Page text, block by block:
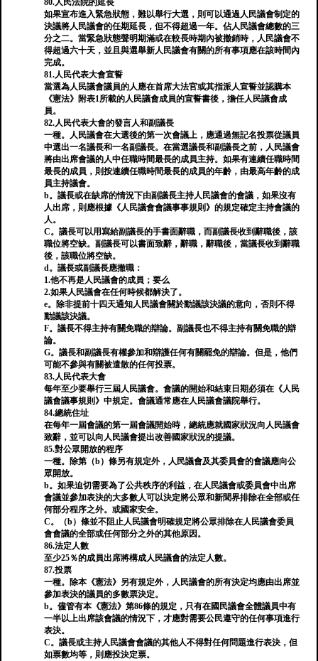
80.人民法院的延長
如果宣布進入緊急狀態，難以舉行大選，則可以通過人民議會制定的
決議將人民議會的任期延長，但不得超過一年。佔人民議會總數的三
分之二。當緊急狀態聲明期滿或在較長時期內被撤銷時，人民議會不
得超過六十天，並且與選舉新人民議會有關的所有事項應在該時間內
完成。
81.人民代表大會宣誓
當選為人民議會議員的人應在首席大法官或其指派人宣誓並認購本
《憲法》附表1所載的人民議會成員的宣誓書後，擔任人民議會成
員。
82.人民代表大會的發言人和副議長
一種。人民議會在大選後的第一次會議上，應通過無記名投票從議員
中選出一名議長和一名副議長。在當選議長和副議長之前，人民議會
將由出席會議的人中任職時間最長的成員主持。如果有連續任職時間
最長的成員，則按連續任職時間最長的成員的年齡，由最高年齡的成
員主持議會。
b。議長或在缺席的情況下由副議長主持人民議會的會議，如果沒有
人出席，則應根據《人民議會會議事事規則》的規定確定主持會議的
人。
C。議長可以用寫給副議長的手書面辭職，而副議長收到辭職後，該
職位將空缺。副議長可以書面致辭，辭職，辭職後，當議長收到辭職
後，該職位將空缺。
d。議長或副議長應撤職：
1.他不再是人民議會的成員；要么
2.如果人民議會在任何時候都解決了。
e。除非提前十四天通知人民議會關於動議該決議的意向，否則不得
動議該決議。
F。議長不得主持有關免職的辯論。副議長也不得主持有關免職的辯
論。
G。議長和副議長有權參加和辯護任何有關罷免的辯論。但是，他們
可能不參與有關被遣散的任何投票。
83.人民代表大會
每年至少要舉行三屆人民議會。會議的開始和結束日期必須在《人民
議會議事規則》中規定。會議通常應在人民議會議院舉行。
84.總統住址
在每年一屆會議的第一屆會議開始時，總統應就國家狀況向人民議會
致辭，並可以向人民議會提出改善國家狀況的提議。
85.對公眾開放的程序
一種。除第（b）條另有規定外，人民議會及其委員會的會議應向公
眾開放。
b。如果迫切需要為了公共秩序的利益，在人民議會或委員會中出席
會議並參加表決的大多數人可以決定將公眾和新聞界排除在全部或任
何部分程序之外。或國家安全。
C。（b）條並不阻止人民議會明確規定將公眾排除在人民議會委員
會會議的全部或任何部分之外的其他原因。
86.法定人數
至少25％的成員出席將構成人民議會的法定人數。
87.投票
一種。除本《憲法》另有規定外，人民議會的所有決定均應由出席並
參加表決的議員的多數票決定。
b。儘管有本《憲法》第86條的規定，只有在國民議會全體議員中有
一半以上出席該會議的情況下，才應對需要公民遵守的任何事項進行
表決。
C。議長或主持人民議會會議的其他人不得對任何問題進行表決，但
如票數均等，則應投決定票。